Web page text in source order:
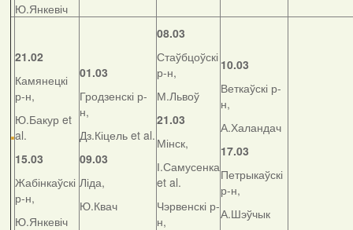
Ю.Янкевіч
21.02
Камянецкі
р-н,
Ю.Бакур et
al.
15.03
Жабінкаўскі
р-н,
Ю.Янкевіч
01.03
Гродзенскі р-
н,
Дз.Кіцель et al.
09.03
Ліда,
Ю.Квач
08.03
Стаўбцоўскі
р-н,
М.Львоў
21.03
Мінск,
І.Самусенка
et al.
Чэрвенскі р-
н,
10.03
Веткаўскі р-
н,
А.Халандач
17.03
Петрыкаўскі
р-н,
А.Шэўчык